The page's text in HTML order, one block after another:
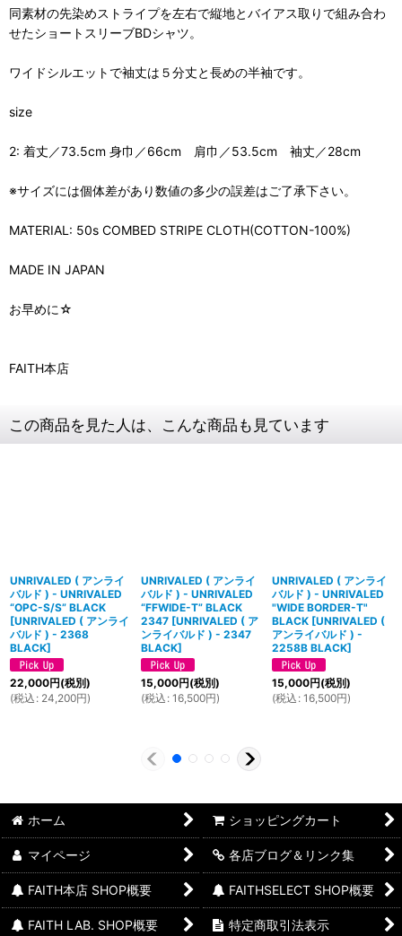
同素材の先染めストライプを左右で縦地とバイアス取りで組み合わ
せたショートスリーブBDシャツ。
ワイドシルエットで袖丈は５分丈と長めの半袖です。
size
2: 着丈／73.5cm 身巾／66cm 肩巾／53.5cm 袖丈／28cm
※サイズには個体差があり数値の多少の誤差はご了承下さい。
MATERIAL: 50s COMBED STRIPE CLOTH(COTTON-100%)
MADE IN JAPAN
お早めに☆
FAITH本店
この商品を見た人は、こんな商品も見ています
UNRIVALED ( アンライ
バルド ) - UNRIVALED
“OPC-S/S” BLACK
[UNRIVALED ( アンライ
バルド ) - 2368
BLACK]
22,000円(税別)
(税込 : 24,200円)
UNRIVALED ( アンライ
バルド ) - UNRIVALED
“FFWIDE-T” BLACK
2347 [UNRIVALED ( ア
ンライバルド ) - 2347
BLACK]
15,000円(税別)
(税込 : 16,500円)
UNRIVALED ( アンライ
バルド ) - UNRIVALED
"WIDE BORDER-T"
BLACK [UNRIVALED (
アンライバルド ) -
2258B BLACK]
15,000円(税別)
(税込 : 16,500円)
ホーム ショッピングカート
マイページ 各店ブログ＆リンク集
FAITH本店 SHOP概要 FAITHSELECT SHOP概要
FAITH LAB. SHOP概要 特定商取引法表示